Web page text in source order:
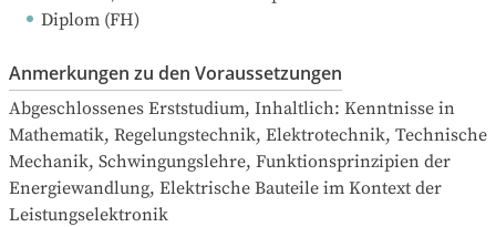
Diplom (FH)
Anmerkungen zu den Voraussetzungen
Abgeschlossenes Erststudium, Inhaltlich: Kenntnisse in
Mathematik, Regelungstechnik, Elektrotechnik, Technische
Mechanik, Schwingungslehre, Funktionsprinzipien der
Energiewandlung, Elektrische Bauteile im Kontext der
Leistungselektronik